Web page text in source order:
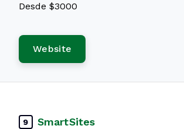
Desde $3000
Website
9 SmartSites